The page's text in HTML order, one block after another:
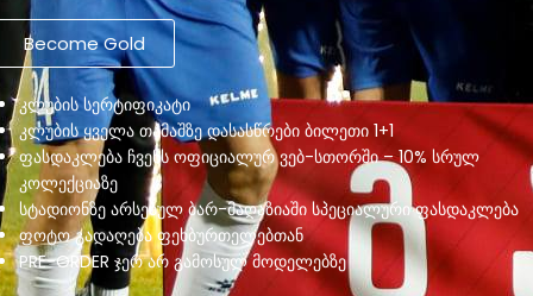
Become Gold
კლუბის სერტიფიკატი
კლუბის ყველა თამაშზე დასასწრები ბილეთი 1+1
ფასდაკლება ჩვენს ოფიციალურ ვებ-სთორში – 10% სრულ
კოლექციაზე
სტადიონზე არსებულ ბარ-მაღაზიაში სპეციალური ფასდაკლება
ფოტო გადაღება ფეხბურთელებთან
PRE-ORDER ჯერ არ გამოსულ მოდელებზე